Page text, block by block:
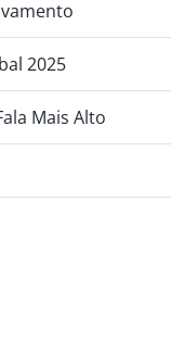
2025
Mais Alto